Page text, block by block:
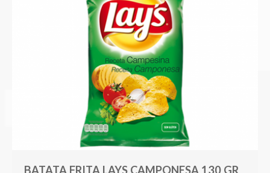
BATATA FRITA LAYS CAMPONESA 130 GR